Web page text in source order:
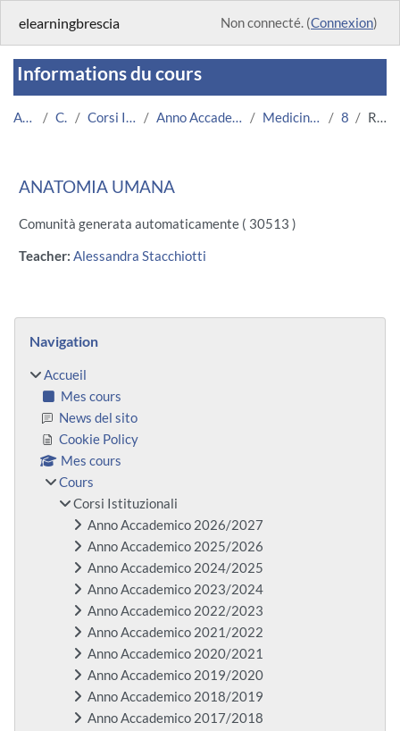
elearningbrescia Non connecté. (Connexion)
Informations du cours
Accueil Cours Corsi Istituzionali Anno Accademico 2013/2014 Medicina e Chirurgia 881 Résumé
ANATOMIA UMANA
Comunità generata automaticamente ( 30513 )
Teacher: Alessandra Stacchiotti
Blocs
Navigation
Accueil
Mes cours
News del sito
Cookie Policy
Mes cours
Cours
Corsi Istituzionali
Anno Accademico 2026/2027
Anno Accademico 2025/2026
Anno Accademico 2024/2025
Anno Accademico 2023/2024
Anno Accademico 2022/2023
Anno Accademico 2021/2022
Anno Accademico 2020/2021
Anno Accademico 2019/2020
Anno Accademico 2018/2019
Anno Accademico 2017/2018